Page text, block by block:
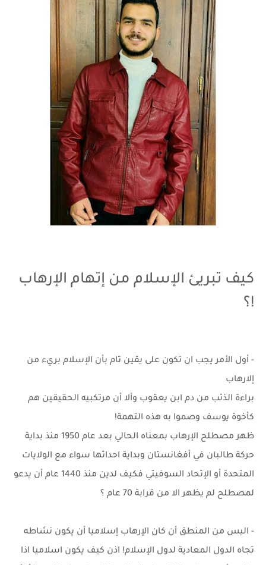
كيف تبريئ الإسلام من إتهام الإرهاب
!؟
- أول الأمر يجب ان تكون على يقين تام بأن الإسلام بريء من
إلارهاب
براءة الذئب من دم ابن يعقوب وألا أن مرتكبيه الحقيقين هم
كأخوة يوسف وصموا به هذه التهمة!
ظهر مصطلح الإرهاب بمعناه الحالي بعد عام 1950 منذ بداية
حركة طالبان في أفغانستان وبداية احداثها سواء مع الولايات
المتحدة أو الإتحاد السوفيتي فكيف لدين منذ 1440 عام أن يدعو
لمصطلح لم يظهر الا من قرابة 70 عام ؟
- اليس من المنطق أن كان الإرهاب إسلاميا أن يكون نشاطه
تجاه الدول المعادية لدول الإسلام! اذن كيف يكون اسلاميا اذا